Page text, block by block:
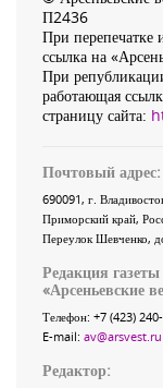
П2436
При перепечатке
ссылка на
При
работающая
страницу сайта:
Почтовый адрес:
690091, г.
Приморский край,
Переулок Шевченко,
Редакция газеты
«Арсеньевские
Телефон: +7 (423)
E-mail: av@arsvest.ru
Редактор: